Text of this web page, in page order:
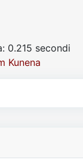
0.215 secondi
Kunena